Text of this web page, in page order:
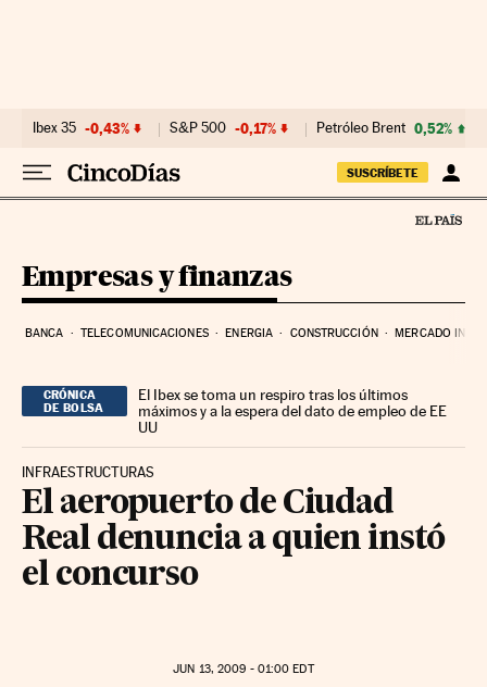
Ibex 35 -0,43% S&P 500 -0,17% Petróleo Brent 0,52%
SUSCRÍBETE
Empresas y finanzas
BANCA TELECOMUNICACIONES ENERGIA CONSTRUCCIÓN MERCADO
CRÓNICA
DE BOLSA
El Ibex se toma un respiro tras los últimos
máximos y a la espera del dato de empleo de EE
UU
INFRAESTRUCTURAS
El aeropuerto de Ciudad
Real denuncia a quien instó
el concurso
JUN 13, 2009 - 01:00 EDT